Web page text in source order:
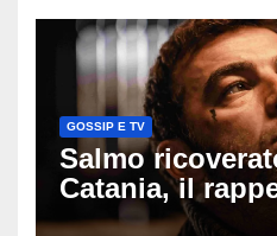
GOSSIP E TV
Salmo
Catania, il
silenzio dopo